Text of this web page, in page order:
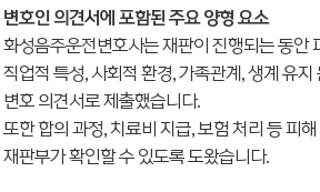
변호인 의견서에 포함된 주요 양형 요소
화성음주운전변호사는 재판이 진행되는 동안
직업적 특성, 사회적 환경, 가족관계, 생계 유
변호 의견서로 제출했습니다.
또한 합의 과정, 치료비 지급, 보험 처리 등 피
재판부가 확인할 수 있도록 도왔습니다.